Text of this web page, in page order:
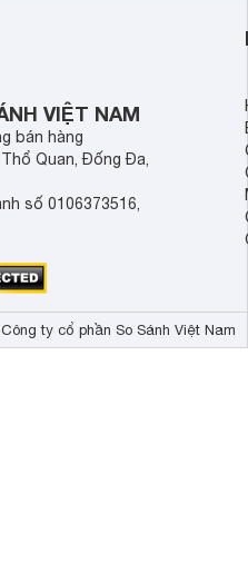
VIỆT NAM
bán hàng
Quan, Đống Đa,
số 0106373516,
ty cổ phần So Sánh Việt Nam